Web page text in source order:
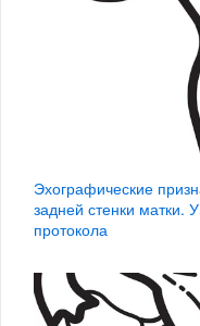
Эхографические
задней стенки матки.
протокола